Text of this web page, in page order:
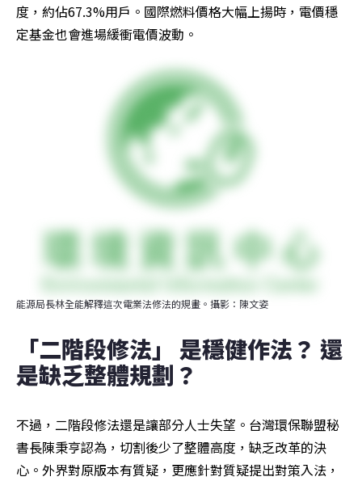
度，約佔67.3%用戶。國際燃料價格大幅上揚時，電價穩
定基金也會進場緩衝電價波動。
能源局長林全能解釋這次電業法修法的規畫。攝影：陳文姿
「二階段修法」 是穩健作法？ 還
是缺乏整體規劃？
不過，二階段修法還是讓部分人士失望。台灣環保聯盟秘
書長陳秉亨認為，切割後少了整體高度，缺乏改革的決
心。外界對原版本有質疑，更應針對質疑提出對策入法，